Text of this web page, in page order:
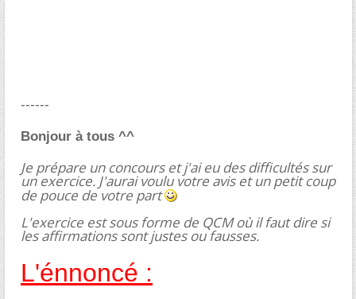
------
Bonjour à tous ^^
Je prépare un concours et j'ai eu des difficultés sur
un exercice. J'aurai voulu votre avis et un petit coup
de pouce de votre part
L'exercice est sous forme de QCM où il faut dire si
les affirmations sont justes ou fausses.
L'énnoncé :